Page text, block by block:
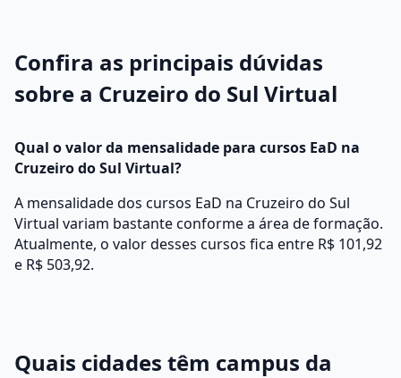
Confira as principais dúvidas
sobre a Cruzeiro do Sul Virtual
Qual o valor da mensalidade para cursos EaD na
Cruzeiro do Sul Virtual?
A mensalidade dos cursos EaD na Cruzeiro do Sul
Virtual variam bastante conforme a área de formação.
Atualmente, o valor desses cursos fica entre R$ 101,92
e R$ 503,92.
Quais cidades têm campus da